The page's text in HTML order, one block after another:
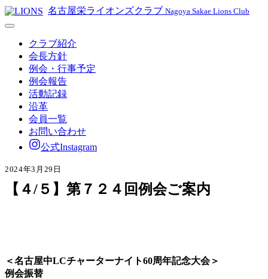
名古屋栄ライオンズクラブ Nagoya Sakae Lions Club
クラブ紹介
会長方針
例会・行事予定
例会報告
活動記録
沿革
会員一覧
お問い合わせ
公式Instagram
2024年3月29日
【４/５】第７２４回例会ご案内
＜名古屋中LCチャーターナイト60周年記念大会＞
例会振替